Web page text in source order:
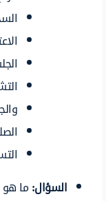
السؤال:ما هو